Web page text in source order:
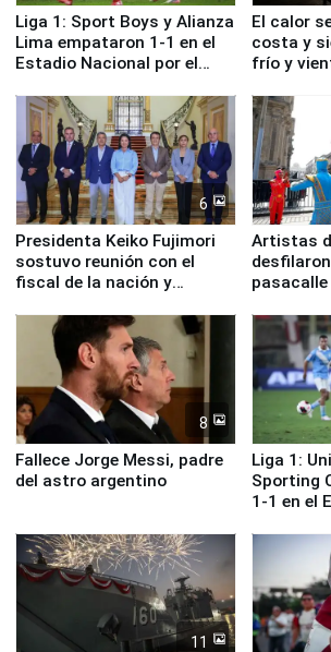
Liga 1: Sport Boys y Alianza
Lima empataron 1-1 en el
Estadio Nacional por el
El calor
costa y
frío y
6
Presidenta Keiko Fujimori
sostuvo reunión con el
fiscal de la nación y
Artistas
8
Fallece Jorge Messi, padre
del astro argentino
Liga 1:
Sporting
1-1 en el
11